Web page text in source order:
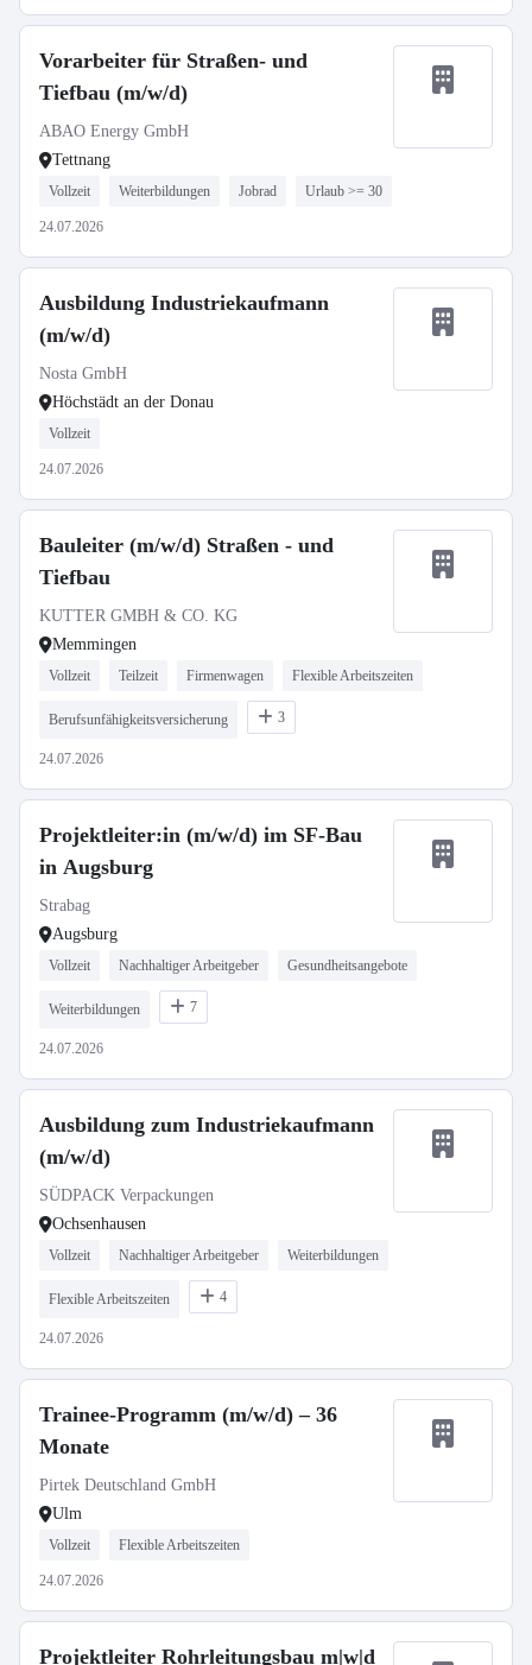
Vorarbeiter für Straßen- und
Tiefbau (m/w/d)
ABAO Energy GmbH
Tettnang
Vollzeit Weiterbildungen Jobrad Urlaub >= 30
24.07.2026
Ausbildung Industriekaufmann
(m/w/d)
Nosta GmbH
Höchstädt an der Donau
Vollzeit
24.07.2026
Bauleiter (m/w/d) Straßen - und
Tiefbau
KUTTER GMBH & CO. KG
Memmingen
Vollzeit Teilzeit Firmenwagen Flexible Arbeitszeiten
Berufsunfähigkeitsversicherung 3
24.07.2026
Projektleiter:in (m/w/d) im SF-Bau
in Augsburg
Strabag
Augsburg
Vollzeit Nachhaltiger Arbeitgeber Gesundheitsangebote
Weiterbildungen 7
24.07.2026
Ausbildung zum Industriekaufmann
(m/w/d)
SÜDPACK Verpackungen
Ochsenhausen
Vollzeit Nachhaltiger Arbeitgeber Weiterbildungen
Flexible Arbeitszeiten 4
24.07.2026
Trainee-Programm (m/w/d) – 36
Monate
Pirtek Deutschland GmbH
Ulm
Vollzeit Flexible Arbeitszeiten
24.07.2026
Projektleiter Rohrleitungsbau m|w|d